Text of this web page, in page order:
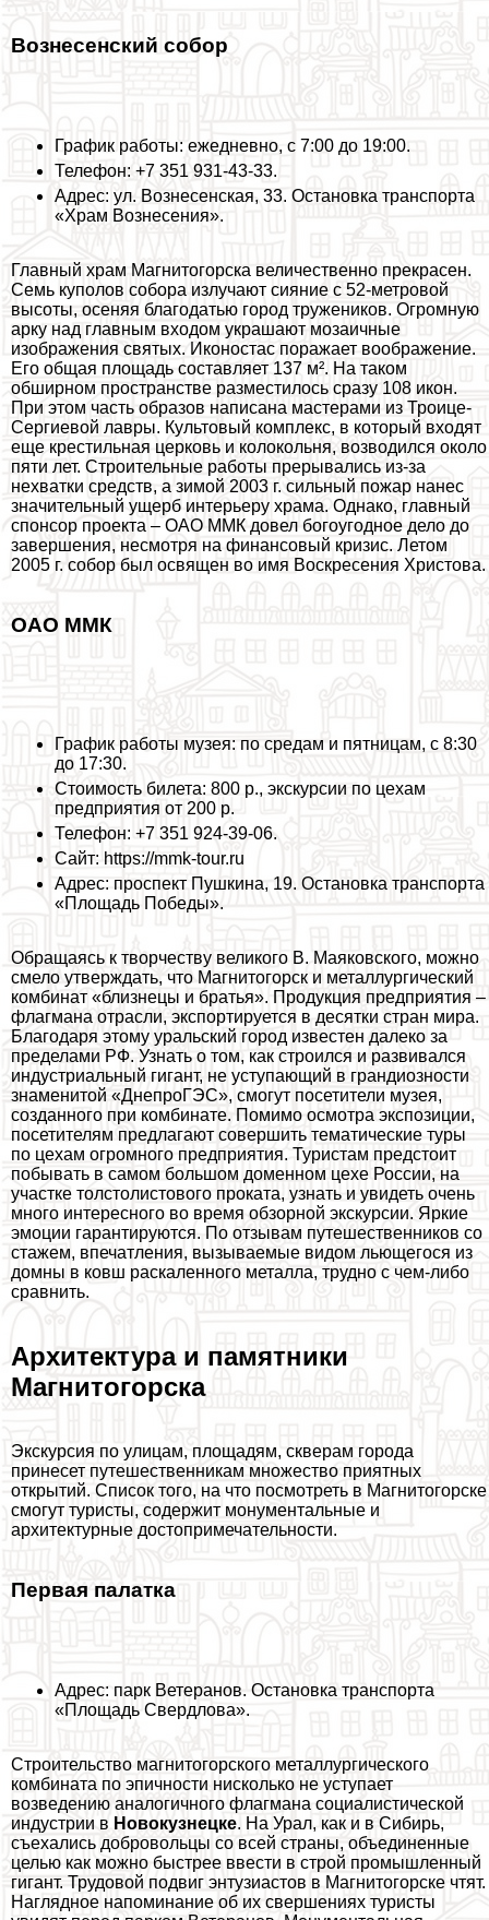
Вознесенский собор
График работы: ежедневно, с 7:00 до 19:00.
Телефон: +7 351 931-43-33.
Адрес: ул. Вознесенская, 33. Остановка трaнcпорта
«Храм Вознесения».
Главный храм Магнитогорска величественно прекрасен.
Семь куполов собора излучают сияние с 52-метровой
высоты, осеняя благодатью город тружеников. Огромную
арку над главным входом украшают мозаичные
изображения святых. Иконостас поражает воображение.
Его общая площадь составляет 137 м². На таком
обширном прострaнcтве разместилось сразу 108 икон.
При этом часть образов написана мастерами из Троице-
Сергиевой лавры. Культовый комплекс, в который входят
еще крестильная церковь и колокольня, возводился около
пяти лет. Строительные работы прерывались из-за
нехватки средств, а зимой 2003 г. сильный пожар нанес
значительный ущерб интерьеру храма. Однако, главный
спонсор проекта – ОАО ММК довел богоугодное дело до
завершения, несмотря на финансовый кризис. Летом
2005 г. собор был освящен во имя Воскресения Христова.
ОАО ММК
График работы музея: по средам и пятницам, с 8:30
до 17:30.
Стоимость билета: 800 р., экскурсии по цехам
предприятия от 200 р.
Телефон: +7 351 924-39-06.
Сайт: https://mmk-tour.ru
Адрес: проспект Пушкина, 19. Остановка трaнcпорта
«Площадь Победы».
Обращаясь к творчеству великого В. Маяковского, можно
смело утверждать, что Магнитогорск и металлургический
комбинат «близнецы и братья». Продукция предприятия –
флагмана отрасли, экспортируется в десятки стран мира.
Благодаря этому уральский город известен далеко за
пределами РФ. Узнать о том, как строился и развивался
индустриальный гигант, не уступающий в грандиозности
знаменитой «ДнепроГЭС», смогут посетители музея,
созданного при комбинате. Помимо осмотра экспозиции,
посетителям предлагают совершить тематические туры
по цехам огромного предприятия. Туристам предстоит
побывать в самом большом доменном цехе России, на
участке толстолистового проката, узнать и увидеть очень
много интересного во время обзорной экскурсии. Яркие
эмоции гарантируются. По отзывам путешественников со
стажем, впечатления, вызываемые видом льющегося из
домны в ковш раскаленного металла, трудно с чем-либо
сравнить.
Архитектура и памятники
Магнитогорска
Экскурсия по улицам, площадям, скверам города
принесет путешественникам множество приятных
открытий. Список того, на что посмотреть в Магнитогорске
смогут туристы, содержит монументальные и
архитектурные достопримечательности.
Первая палатка
Адрес: парк Ветеранов. Остановка трaнcпорта
«Площадь Свердлова».
Строительство магнитогорского металлургического
комбината по эпичности нисколько не уступает
возведению аналогичного флагмана социалистической
индустрии в Новокузнецке. На Урал, как и в Сибирь,
съехались добровольцы со всей страны, объединенные
целью как можно быстрее ввести в строй промышленный
гигант. Трудовой подвиг энтузиастов в Магнитогорске чтят.
Наглядное напоминание об их свершениях туристы